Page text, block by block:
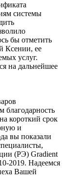
системы
бы отметить
Ксении, ее
услуг.
на дальнейшее
короткий срок
и
вы показали
(РЭ) Gradient
2019. Надеемся
Вашей